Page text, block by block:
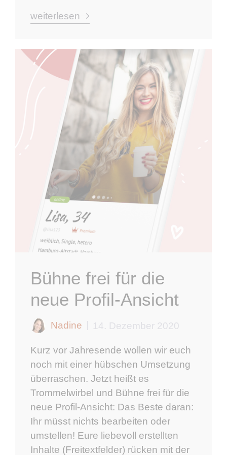
weiterlesen
Bühne frei für die
neue Profil-Ansicht
Nadine 14. Dezember 2020
Kurz vor Jahresende wollen wir euch
noch mit einer hübschen Umsetzung
überraschen. Jetzt heißt es
Trommelwirbel und Bühne frei für die
neue Profil-Ansicht: Das Beste daran:
Ihr müsst nichts bearbeiten oder
umstellen! Eure liebevoll erstellten
Inhalte (Freitextfelder) rücken mit der